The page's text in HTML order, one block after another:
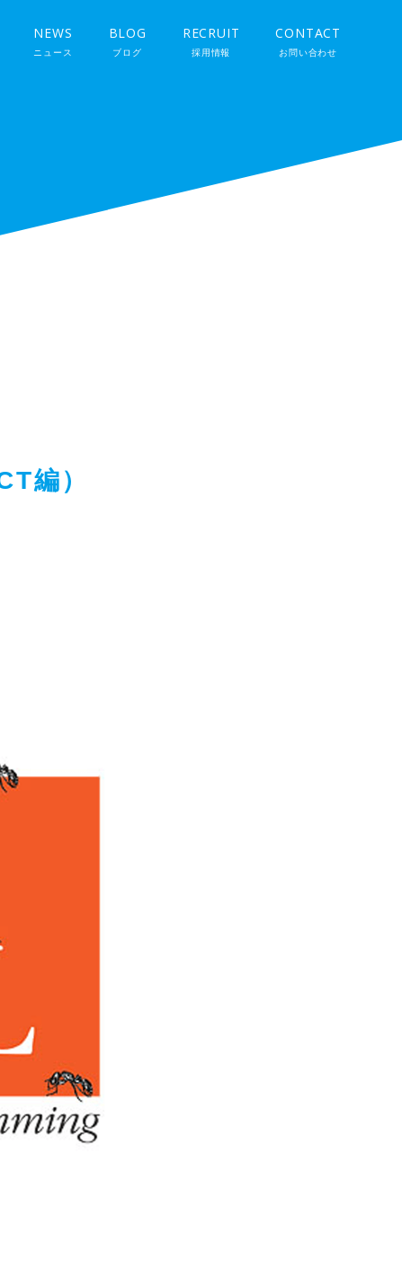
NEWS
ニュース
BLOG
ブログ
RECRUIT
採用情報
CONTACT
お問い合わせ
編）